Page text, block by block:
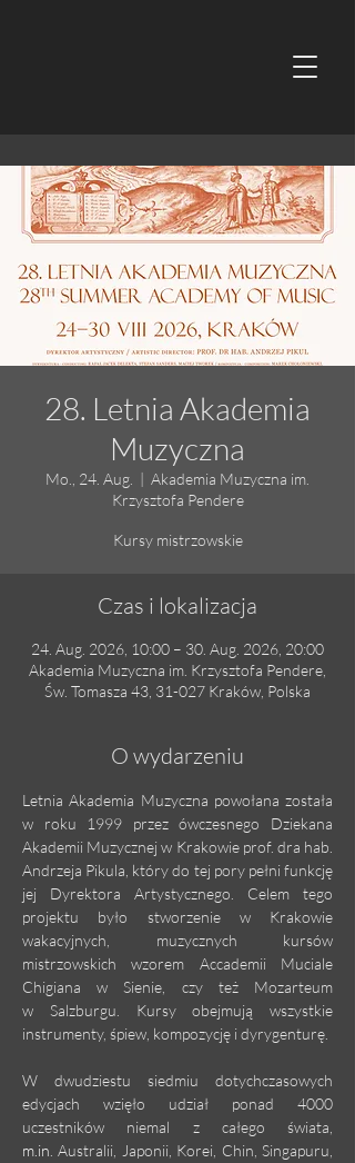
28. Letnia Akademia
Muzyczna
Mo., 24. Aug.
  |
Akademia Muzyczna im.
Krzysztofa Pendere
Kursy mistrzowskie
Czas i lokalizacja
24. Aug. 2026, 10:00 – 30. Aug. 2026, 20:00
Akademia Muzyczna im. Krzysztofa Pendere,
Św. Tomasza 43, 31-027 Kraków, Polska
O wydarzeniu
Letnia Akademia Muzyczna powołana została
w roku 1999 przez ówczesnego Dziekana
Akademii Muzycznej w Krakowie prof. dra hab.
Andrzeja Pikula, który do tej pory pełni funkcję
jej Dyrektora Artystycznego. Celem tego
projektu było stworzenie w Krakowie
wakacyjnych, muzycznych kursów
mistrzowskich wzorem Accademii Muciale
Chigiana w Sienie, czy też Mozarteum
w Salzburgu. Kursy obejmują wszystkie
instrumenty, śpiew, kompozycję i dyrygenturę.
W dwudziestu siedmiu dotychczasowych
edycjach wzięło udział ponad 4000
m.in . Australii, Japonii, Korei, Chin, Singapuru,